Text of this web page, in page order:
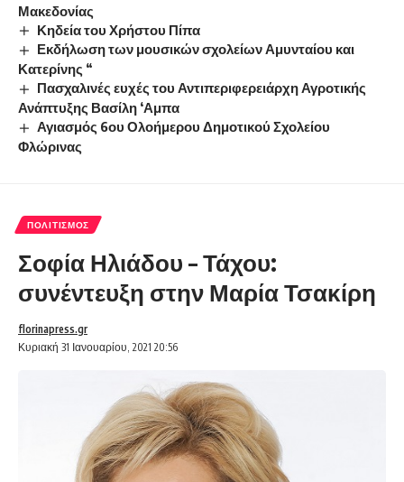
Μακεδονίας
Κηδεία του Χρήστου Πίπα
Εκδήλωση των μουσικών σχολείων Αμυνταίου και
Κατερίνης “
Πασχαλινές ευχές του Αντιπεριφερειάρχη Αγροτικής
Ανάπτυξης Βασίλη ‘Αμπα
Αγιασμός 6ου Ολοήμερου Δημοτικού Σχολείου
Φλώρινας
ΠΟΛΙΤΙΣΜΌΣ
Σοφία Ηλιάδου – Τάχου:
συνέντευξη στην Μαρία Τσακίρη
Κυριακή 31 Ιανουαρίου, 2021 20:56
florinapress.gr